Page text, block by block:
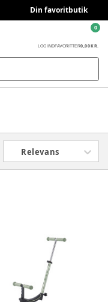
Din favoritbutik
LOG INDFAVORITTER0,00 KR.
0
Relevans